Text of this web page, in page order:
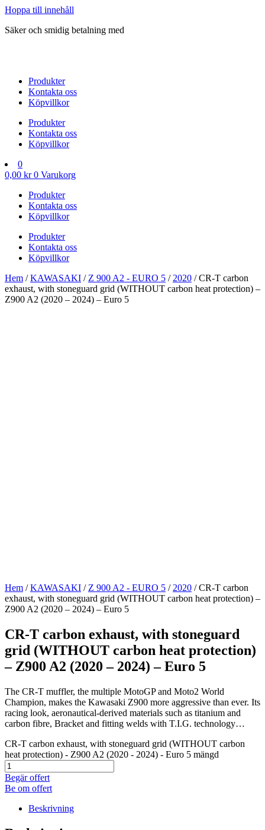
Hoppa till innehåll
Säker och smidig betalning med
Produkter
Kontakta oss
Köpvillkor
Produkter
Kontakta oss
Köpvillkor
0
0,00 kr 0 Varukorg
Produkter
Kontakta oss
Köpvillkor
Produkter
Kontakta oss
Köpvillkor
Hem /KAWASAKI / Z 900 A2 - EURO 5 / 2020 / CR-T carbon
exhaust, with stoneguard grid (WITHOUT carbon heat protection) –
Z900 A2 (2020 – 2024) – Euro 5
Hem /KAWASAKI / Z 900 A2 - EURO 5 / 2020 / CR-T carbon
exhaust, with stoneguard grid (WITHOUT carbon heat protection) –
Z900 A2 (2020 – 2024) – Euro 5
CR-T carbon exhaust, with stoneguard
grid (WITHOUT carbon heat protection)
– Z900 A2 (2020 – 2024) – Euro 5
The CR-T muffler, the multiple MotoGP and Moto2 World
Champion, makes the Kawasaki Z900 more aggressive than ever. Its
racing look, aeronautical-derived materials such as titanium and
carbon fibre, Bracket and fitting welds with T.I.G. technology…
CR-T carbon exhaust, with stoneguard grid (WITHOUT carbon
heat protection) - Z900 A2 (2020 - 2024) - Euro 5 mängd
Begär offert
Be om offert
Beskrivning